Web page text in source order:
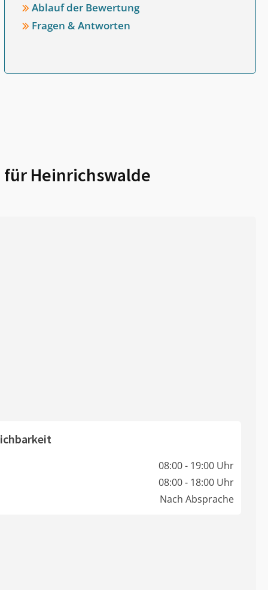
Ablauf der Bewertung
Fragen & Antworten
für Heinrichswalde
08:00 - 19:00 Uhr
08:00 - 18:00 Uhr
Nach Absprache